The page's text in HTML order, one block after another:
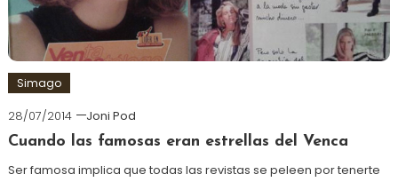
Simago
28/07/2014
Joni Pod
Cuando las famosas eran estrellas del Venca
Ser famosa implica que todas las revistas se peleen por tenerte